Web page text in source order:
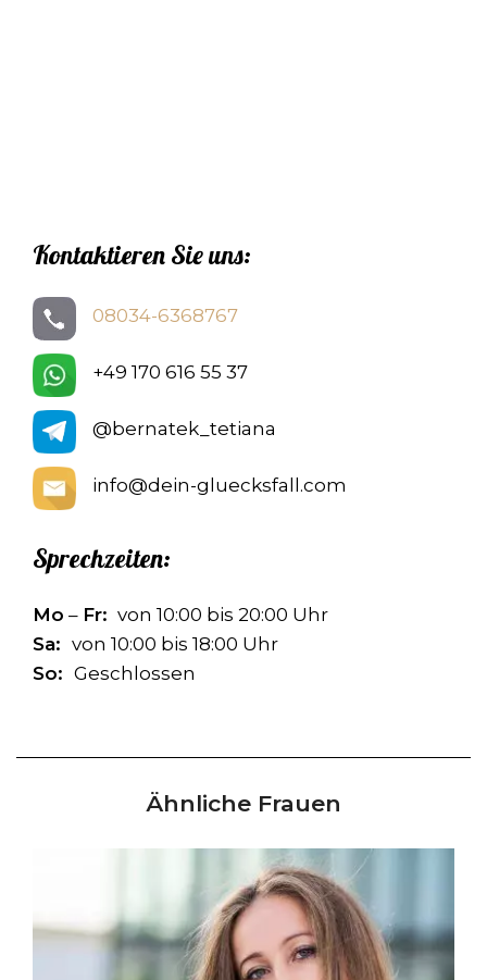
Kontaktieren Sie uns:
08034-6368767
+49 170 616 55 37
@bernatek_tetiana
info@dein-gluecksfall.com
Sprechzeiten:
Mo – Fr: von 10:00 bis 20:00 Uhr
Sa: von 10:00 bis 18:00 Uhr
So: Geschlossen
Ähnliche Frauen